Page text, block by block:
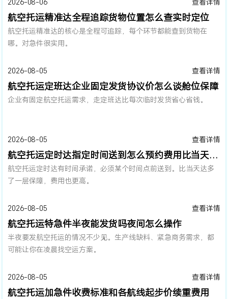
航空托运精准达全程追踪货物位置怎么查实时定位
航空托运精准达的核心是全程可追踪，每个环节都能查到货物在
哪。对急件很实用。
2026-08-05 查看详情
航空托运定班达企业固定发货协议价怎么谈舱位保障
企业有固定航空托运需求，走定班达比每次临时发货省心省钱。
2026-08-05 查看详情
航空托运定时达指定时间送到怎么预约费用比当天达贵多少
航空托运定时达有时间承诺，必须某个时间点前送到。比当天达多
了一层保障，费用也更高。
2026-08-05 查看详情
航空托运特急件半夜能发货吗夜间怎么操作
半夜要发航空托运的情况不少见。生产线缺料、紧急商务需求，都
可能让你在凌晨找空运方案。
2026-08-05 查看详情
航空托运加急件收费标准和各航线起步价续重费用